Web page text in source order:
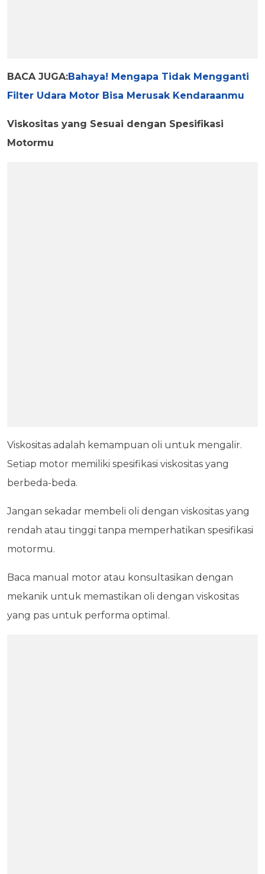
BACA JUGA:Bahaya! Mengapa Tidak Mengganti
Filter Udara Motor Bisa Merusak Kendaraanmu
Viskositas yang Sesuai dengan Spesifikasi
Motormu
Viskositas adalah kemampuan oli untuk mengalir.
Setiap motor memiliki spesifikasi viskositas yang
berbeda-beda.
Jangan sekadar membeli oli dengan viskositas yang
rendah atau tinggi tanpa memperhatikan spesifikasi
motormu.
Baca manual motor atau konsultasikan dengan
mekanik untuk memastikan oli dengan viskositas
yang pas untuk performa optimal.